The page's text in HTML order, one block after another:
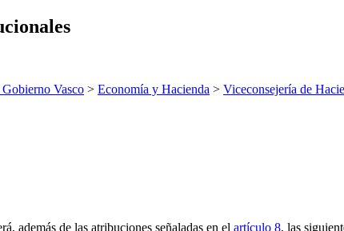
Vasco > Economía y Hacienda > Viceconsejería de
además de las atribuciones señaladas en el artículo 8, las